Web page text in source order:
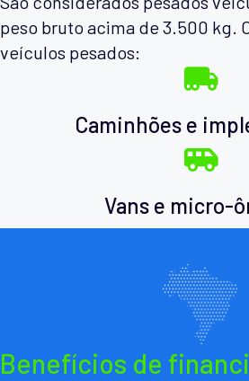
peso bruto acima de 3.500 kg.
veículos pesados:
Caminhões e
Vans e micro-
Benefícios de